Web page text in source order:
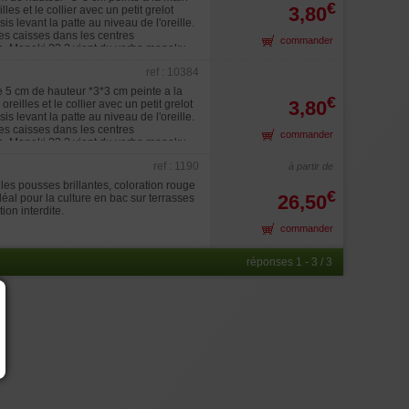
et le collier avec un petit grelot
levant la patte au niveau de l'oreille.
caisses dans les centres
Maneki ?? ? vient du verbe maneku
droite l'argent. On trouve des maneki-
3,80€
commander
ref : 10384
cm de hauteur *3*3 cm peinte a la
et le collier avec un petit grelot
levant la patte au niveau de l'oreille.
caisses dans les centres
Maneki ?? ? vient du verbe maneku
droite l'argent. On trouve des maneki-
3,80€
commander
ref : 1190
pousses brillantes, coloration rouge
pour la culture en bac sur terrasses
interdite.
26,50€
à partir de
commander
réponses 1 - 3 / 3